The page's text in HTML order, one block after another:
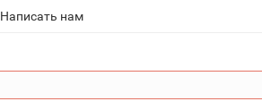
Написать нам